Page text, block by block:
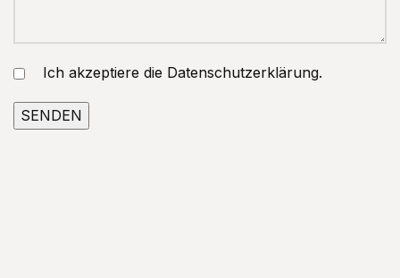
Ich akzeptiere die Datenschutzerklärung.